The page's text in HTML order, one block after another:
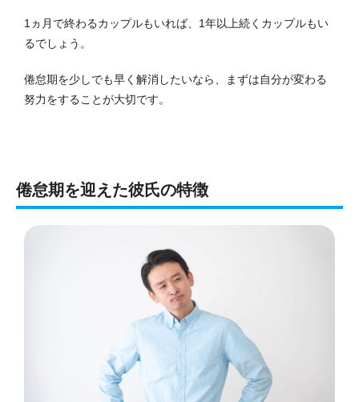
1ヵ月で終わるカップルもいれば、1年以上続くカップルもい
るでしょう。
倦怠期を少しでも早く解消したいなら、まずは自分が変わる
努力をすることが大切です。
倦怠期を迎えた彼氏の特徴